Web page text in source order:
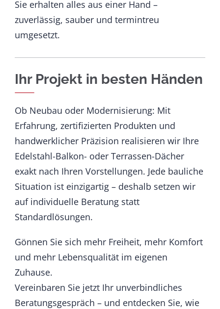
Sie erhalten alles aus einer Hand –
zuverlässig, sauber und termintreu
umgesetzt.
Ihr Projekt in besten Händen
Ob Neubau oder Modernisierung: Mit
Erfahrung, zertifizierten Produkten und
handwerklicher Präzision realisieren wir Ihre
Edelstahl-Balkon- oder Terrassen-Dächer
exakt nach Ihren Vorstellungen. Jede bauliche
Situation ist einzigartig – deshalb setzen wir
auf individuelle Beratung statt
Standardlösungen.
Gönnen Sie sich mehr Freiheit, mehr Komfort
und mehr Lebensqualität im eigenen
Zuhause.
Vereinbaren Sie jetzt Ihr unverbindliches
Beratungsgespräch – und entdecken Sie, wie